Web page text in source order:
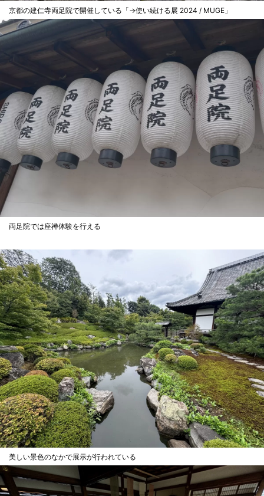
京都の建仁寺両足院で開催している「→使い続ける展 2024 / MUGE」
両足院では座禅体験を行える
美しい景色のなかで展示が行われている